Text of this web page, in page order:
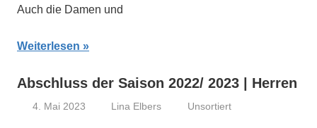
Auch die Damen und
Weiterlesen
Abschluss der Saison 2022/ 2023 | Herren
4. Mai 2023 Lina Elbers Unsortiert